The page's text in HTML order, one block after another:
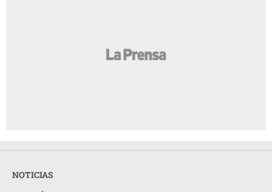
NOTICIAS